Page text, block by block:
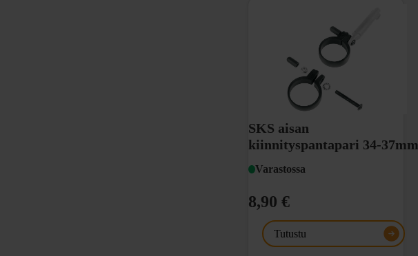
SKS aisan
kiinnityspantapari 34-37mm
Varastossa
8,90 €
Tutustu